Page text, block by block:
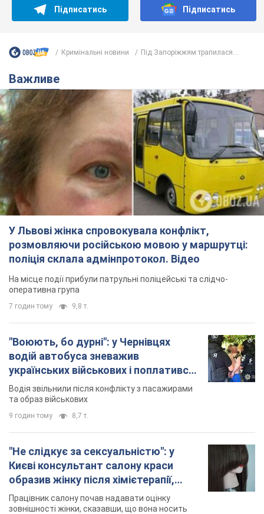
У Львові жінка спровокувала конфлікт,
розмовляючи російською мовою у маршрутці:
поліція склала адмінпротокол. Відео
На місце події прибули патрульні поліцейські та слідчо-
оперативна група
"Воюють, бо дурні": у Чернівцях
водій автобуса зневажив
українських військових і поплатився.
Відео
Водія звільнили після конфлікту з пасажирами
та образ військових
9 годин тому 8,7 т.
"Не слідкує за сексуальністю": у
Києві консультант салону краси
образив жінку після хімієтерапії,
розгорівся скандал. Фото
Працівник салону почав надавати оцінку
зовнішності жінки, сказавши, що вона носить
"чоловічу стрижку"